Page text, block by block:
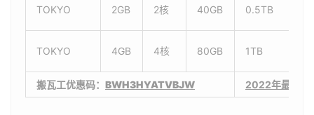
TOKYO 2GB 2核 40GB 0.5TB
TOKYO 4GB 4核 80GB 1TB
搬瓦工优惠码： BWH3HYATVBJW 2022年最新搬